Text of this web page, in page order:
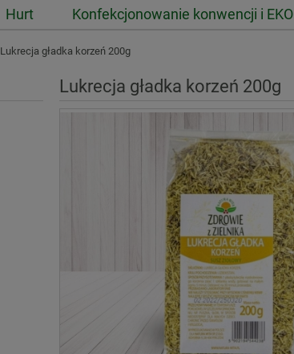
Hurt Konfekcjonowanie konwencji i EKO
Lukrecja gładka korzeń 200g
Lukrecja gładka korzeń 200g